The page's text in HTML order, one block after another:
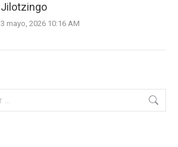
Jilotzingo
3 mayo, 2026 10:16 AM